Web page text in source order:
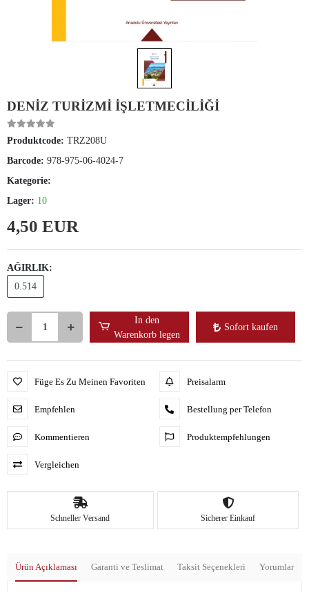
DENİZ TURİZMİ İŞLETMECİLİĞİ
Produktcode: TRZ208U
Barcode: 978-975-06-4024-7
Kategorie:
Lager: 10
4,50 EUR
AĞIRLIK:
0.514
In den
Warenkorb legen
Sofort kaufen
Füge Es Zu Meinen Favoriten
Empfehlen
Kommentieren
Vergleichen
Preisalarm
Bestellung per Telefon
Produktempfehlungen
Schneller Versand Sicherer Einkauf
Ürün Açıklaması Garanti ve Teslimat Taksit Seçenekleri Yorumlar